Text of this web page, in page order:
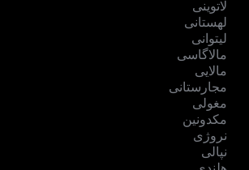
لاتوینی
لهستانی
لیتوانی
مالاگاسی
مالایی
مجارستانی
مغولی
مکدونین
نروژی
نپالی